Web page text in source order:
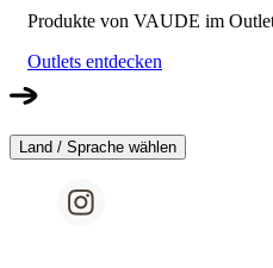
Produkte von VAUDE im
Outlets entdecken
Land / Sprache wählen